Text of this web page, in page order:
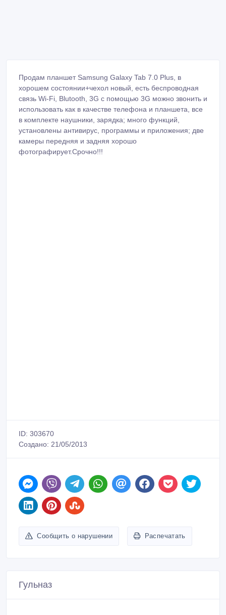
Продам планшет Samsung Galaxy Tab 7.0 Plus, в
хорошем состоянии+чехол новый, есть беспроводная
связь Wi-Fi, Blutooth, 3G с помощью 3G можно звонить и
использовать как в качестве телефона и планшета, все
в комплекте наушники, зарядка; много функций,
установлены антивирус, программы и приложения; две
камеры передняя и задняя хорошо
фотографирует.Срочно!!!
ID: 303670
Создано: 21/05/2013
Сообщить о нарушении Распечатать
Гульназ